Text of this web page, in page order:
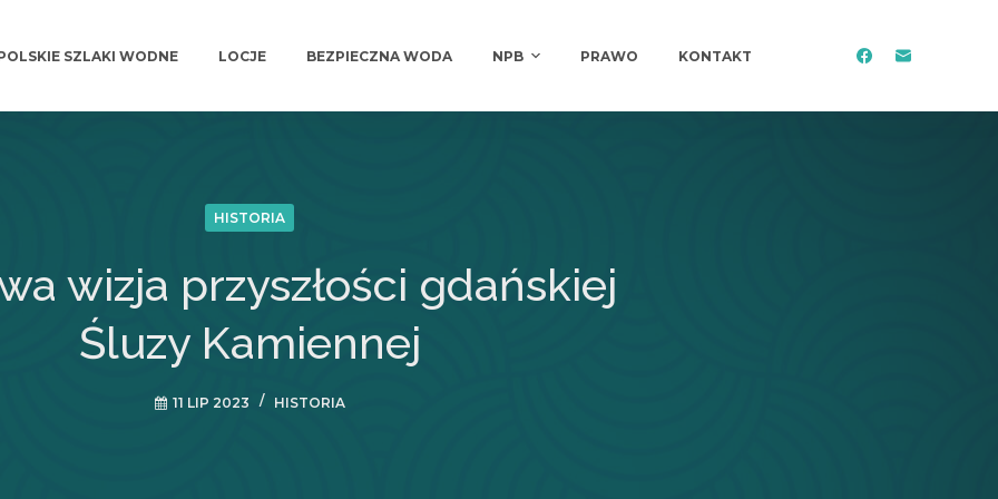
SZLAKI WODNE LOCJE BEZPIECZNA WODA NPB PRAWO KONTAKT
HISTORIA
wizja przyszłości gdańskiej
Śluzy Kamiennej
11 LIP 2023 HISTORIA